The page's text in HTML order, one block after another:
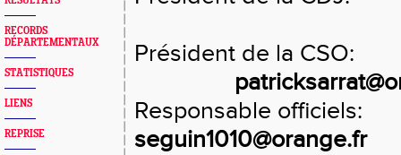
RECORDS
DÉPARTEMENTAUX
STATISTIQUES
LIENS
REPRISE
Président de la CSO:
Responsable officiels:
seguin1010@orange.fr